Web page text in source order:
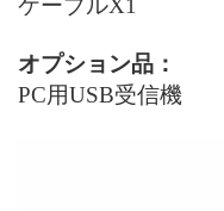
ケーブルX1
オプション品：
PC用USB受信機